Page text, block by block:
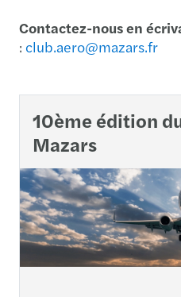
Contactez-nous en
: club.aero@mazars.fr
10ème édition
Mazars